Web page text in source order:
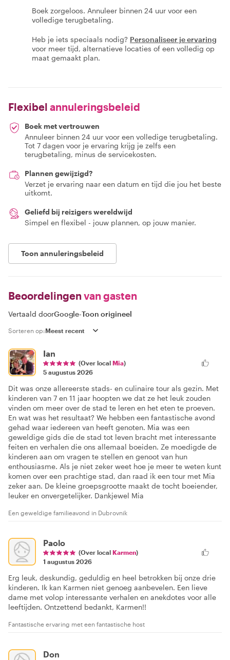
Boek zorgeloos. Annuleer binnen 24 uur voor een
volledige terugbetaling.
Heb je iets speciaals nodig? Personaliseer je ervaring
voor meer tijd, alternatieve locaties of een volledig op
maat gemaakt plan.
Flexibel annuleringsbeleid
Boek met vertrouwen
Annuleer binnen 24 uur voor een volledige terugbetaling.
Tot 7 dagen voor je ervaring krijg je zelfs een
terugbetaling, minus de servicekosten.
Plannen gewijzigd?
Verzet je ervaring naar een datum en tijd die jou het beste
uitkomt.
Geliefd bij reizigers wereldwijd
Simpel en flexibel - jouw plannen, op jouw manier.
Toon annuleringsbeleid
Beoordelingen van gasten
Vertaald doorGoogle-Toon origineel
Sorteren op:
Ian
(Over local Mia)
5 augustus 2026
Dit was onze allereerste stads- en culinaire tour als gezin. Met
kinderen van 7 en 11 jaar hoopten we dat ze het leuk zouden
vinden om meer over de stad te leren en het eten te proeven.
En wat was het resultaat? We hebben een fantastische avond
gehad waar iedereen van heeft genoten. Mia was een
geweldige gids die de stad tot leven bracht met interessante
feiten en verhalen die ons allemaal boeiden. Ze moedigde de
kinderen aan om vragen te stellen en genoot van hun
enthousiasme. Als je niet zeker weet hoe je meer te weten kunt
komen over een prachtige stad, dan raad ik een tour met Mia
zeker aan. De kleine groepsgrootte maakt de tocht boeiender,
leuker en onvergetelijker. Dankjewel Mia
Een geweldige familieavond in Dubrovnik
Paolo
(Over local Karmen)
1 augustus 2026
Erg leuk, deskundig, geduldig en heel betrokken bij onze drie
kinderen. Ik kan Karmen niet genoeg aanbevelen. Een lieve
dame met volop interessante verhalen en anekdotes voor alle
leeftijden. Ontzettend bedankt, Karmen!!
Fantastische ervaring met een fantastische host
Don